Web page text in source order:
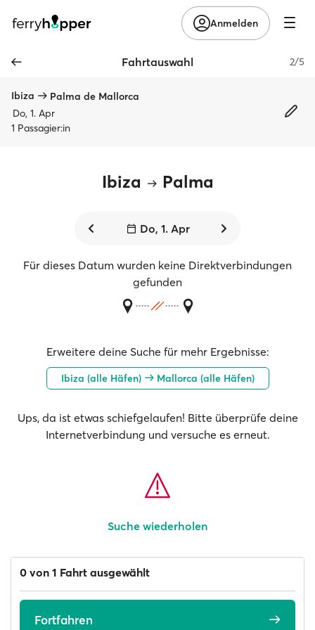
Anmelden
Fahrtauswahl 2/5
Ibiza
Palma de Mallorca
Do, 1. Apr
1 Passagier:in
Ibiza Palma
Do, 1. Apr
Für dieses Datum wurden keine Direktverbindungen
gefunden
Erweitere deine Suche für mehr Ergebnisse:
Ibiza (alle Häfen) Mallorca (alle Häfen)
Ups, da ist etwas schiefgelaufen! Bitte überprüfe deine
Internetverbindung und versuche es erneut.
Suche wiederholen
0 von 1 Fahrt ausgewählt
Fortfahren